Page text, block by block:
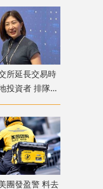
所延長交易時
投資者 排隊上
新高
團發盈警 料去